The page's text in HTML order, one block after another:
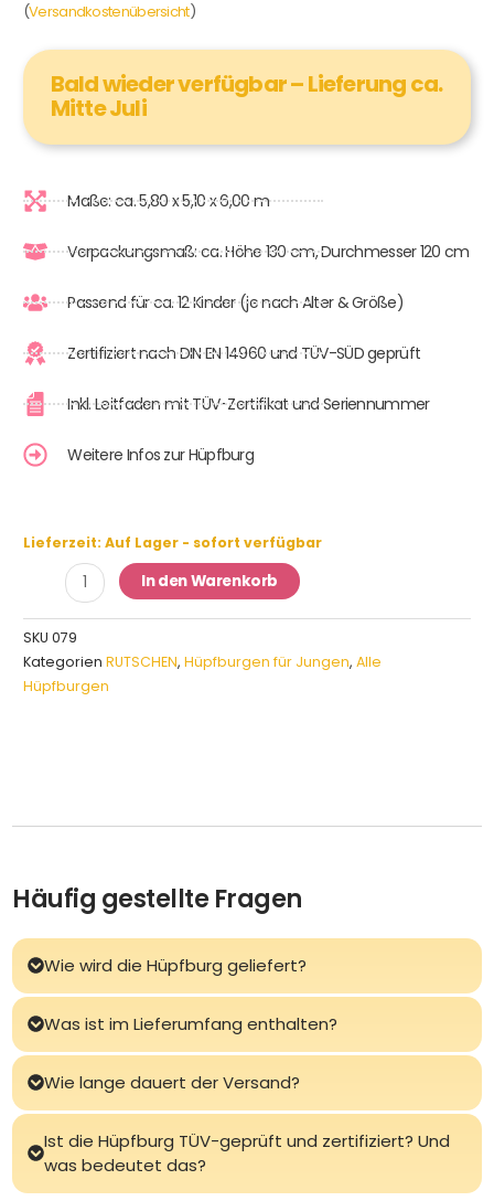
(Versandkostenübersicht)
Bald wieder verfügbar – Lieferung ca.
Mitte Juli
Maße: ca. 5,80 x 5,10 x 6,00 m
Verpackungsmaß: ca. Höhe 130 cm, Durchmesser 120 cm
Passend für ca. 12 Kinder (je nach Alter & Größe)
Zertifiziert nach DIN EN 14960 und TÜV-SÜD geprüft
Inkl. Leitfaden mit TÜV-Zertifikat und Seriennummer
Weitere Infos zur Hüpfburg
Lieferzeit: Auf Lager - sofort verfügbar
Hüpfburg
Actionpark
Rutsche
Menge
In den Warenkorb
SKU 079
Kategorien RUTSCHEN, Hüpfburgen für Jungen, Alle
Hüpfburgen
Häufig gestellte Fragen
Wie wird die Hüpfburg geliefert?
Was ist im Lieferumfang enthalten?
Wie lange dauert der Versand?
Ist die Hüpfburg TÜV-geprüft und zertifiziert? Und
was bedeutet das?